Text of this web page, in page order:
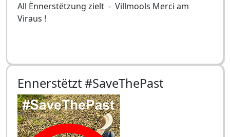
All Ënnerstëtzung zielt - Villmools Merci am
Viraus !
Ennerstëtzt #SaveThePast